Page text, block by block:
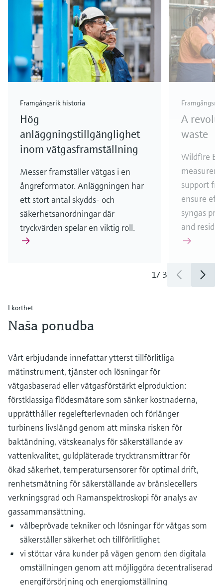
Framgångsrik historia
Hög
anläggningstillgänglighet
inom vätgasframställning
Messer framställer vätgas i en
ångreformator. Anläggningen har
ett stort antal skydds- och
säkerhetsanordningar där
tryckvärden spelar en viktig roll.
A
waste
Wildfire
support
ensure
syngas
and
1/ 3
I korthet
Naša ponudba
Vårt erbjudande innefattar ytterst tillförlitliga
mätinstrument, tjänster och lösningar för
vätgasbaserad eller vätgasförstärkt elproduktion:
förstklassiga flödesmätare som sänker kostnaderna,
upprätthåller regelefterlevnaden och förlänger
turbinens livslängd genom att minska risken för
baktändning, vätskeanalys för säkerställande av
vattenkvalitet, guldpläterade trycktransmittrar för
ökad säkerhet, temperatursensorer för optimal drift,
renhetsmätning för säkerställande av bränslecellers
verkningsgrad och Ramanspektroskopi för analys av
gassammansättning.
välbeprövade tekniker och lösningar för vätgas som
säkerställer säkerhet och tillförlitlighet
vi stöttar våra kunder på vägen genom den digitala
omställningen genom att möjliggöra decentraliserad
energiförsörjning och energiomställning